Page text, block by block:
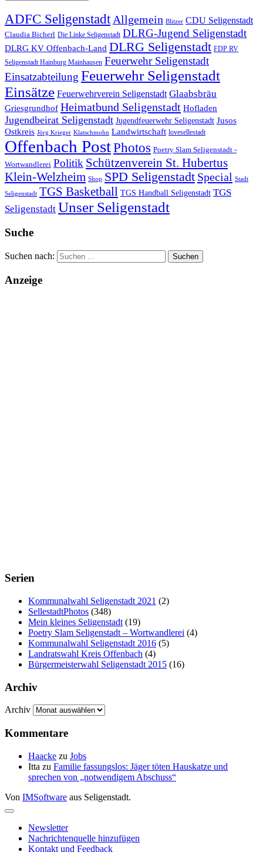
ADFC Seligenstadt Allgemein Blitzer CDU Seligenstadt
Claudia Bicherl Die Linke Seligenstadt DLRG-Jugend Seligenstadt
DLRG KV Offenbach-Land DLRG Seligenstadt FDP RV
Seligenstadt Hainburg Mainhausen Feuerwehr Seligenstadt
Einsatzabteilung Feuerwehr Seligenstadt
Einsätze Feuerwehrverein Seligenstadt Glaabsbräu
Griesgrundhof Heimatbund Seligenstadt Hofladen
Jugendbeirat Seligenstadt Jugendfeuerwehr Seligenstadt Jusos
Ostkreis Jörg Krieger Klatschmohn Landwirtschaft lovesellestadt
Offenbach PostPhotos Poetry Slam Seligenstadt -
Wortwandlerei Politik Schützenverein St. Hubertus
Klein-Welzheim Shop SPD Seligenstadt Special Stadt
Seligenstadt TGS Basketball TGS Handball Seligenstadt TGS
Seligenstadt Unser Seligenstadt
Suche
Suchen nach:
Anzeige
Serien
Kommunalwahl Seligenstadt 2021 (2)
SellestadtPhotos (348)
Mein kleines Seligenstadt (19)
Poetry Slam Seligenstadt – Wortwandlerei (4)
Kommunalwahl Seligenstadt 2016 (5)
Landratswahl Kreis Offenbach (4)
Bürgermeisterwahl Seligenstadt 2015 (16)
Archiv
Archiv
Kommentare
Haacke zu Jobs
Itta zu Familie fassungslos: Jäger töten Hauskatze und
sprechen von „notwendigem Abschuss“
Von IMSoftware aus Seligenstadt.
Newsletter
Nachrichtenquelle hinzufügen
Kontakt und Feedback